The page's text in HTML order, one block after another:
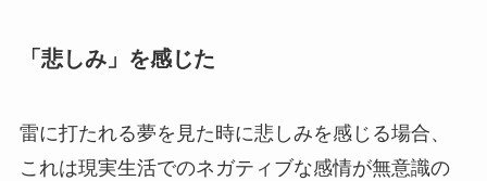
「悲しみ」を感じた
雷に打たれる夢を見た時に悲しみを感じる場合、
これは現実生活でのネガティブな感情が無意識の